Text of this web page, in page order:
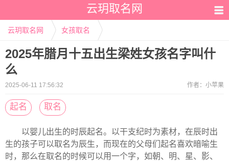
云玥取名网
云玥取名网 女孩取名
2025年腊月十五出生梁姓女孩名字叫什
么
2025-06-11 17:56:32 作者： 小苹果
起名 取名
以婴儿出生的时辰起名。以干支纪时为素材，在辰时出
生的孩子可以取名为辰生，而现在的父母们起名喜欢暗喻生
时，那么在取名的时候可以用一个字，如朝、明、星、影、